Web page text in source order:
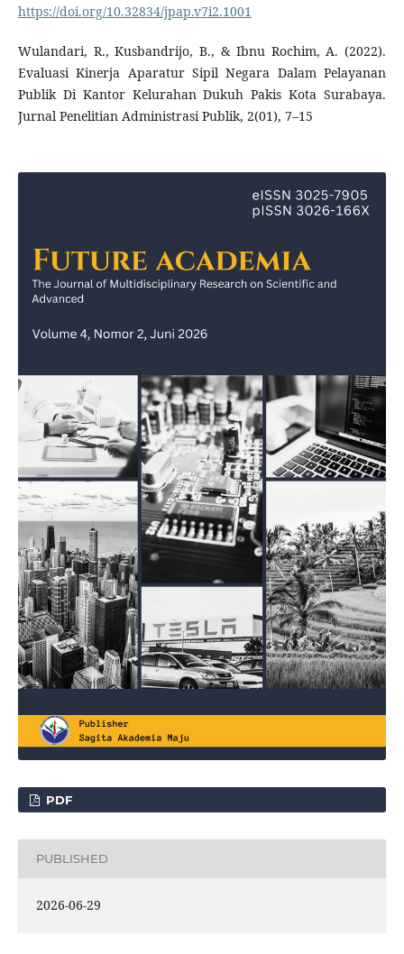
https://doi.org/10.32834/jpap.v7i2.1001
Wulandari, R., Kusbandrijo, B., & Ibnu Rochim, A. (2022).
Evaluasi Kinerja Aparatur Sipil Negara Dalam Pelayanan
Publik Di Kantor Kelurahan Dukuh Pakis Kota Surabaya.
Jurnal Penelitian Administrasi Publik, 2(01), 7–15
PDF
PUBLISHED
2026-06-29